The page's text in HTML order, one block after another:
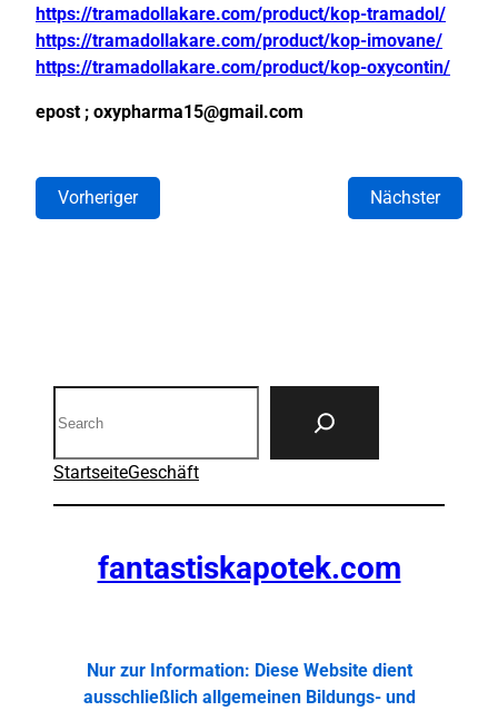
https://tramadollakare.com/product/kop-tramadol/
https://tramadollakare.com/product/kop-imovane/
https://tramadollakare.com/product/kop-oxycontin/
epost ; oxypharma15@gmail.com
Vorheriger Nächster
StartseiteGeschäft
fantastiskapotek.com
Nur zur Information: Diese Website dient
ausschließlich allgemeinen Bildungs- und